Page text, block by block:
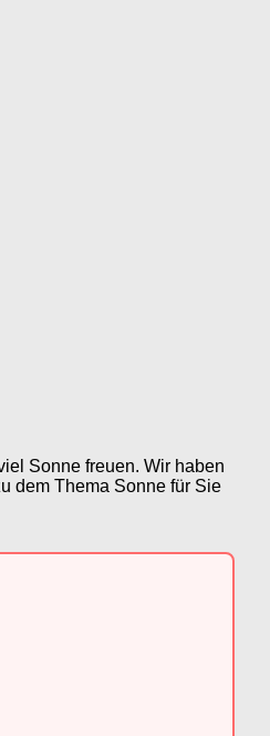
Sonne freuen. Wir haben
dem Thema Sonne für Sie